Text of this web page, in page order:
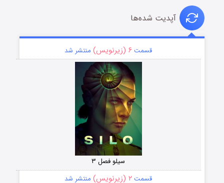
آپدیت شده‌ها
قسمت ۶ (زیرنویس) منتشر شد
سیلو فصل ۳
قسمت ۲ (زیرنویس) منتشر شد